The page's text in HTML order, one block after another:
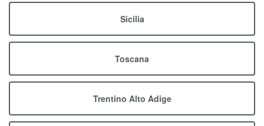
Sicilia
Toscana
Trentino Alto Adige